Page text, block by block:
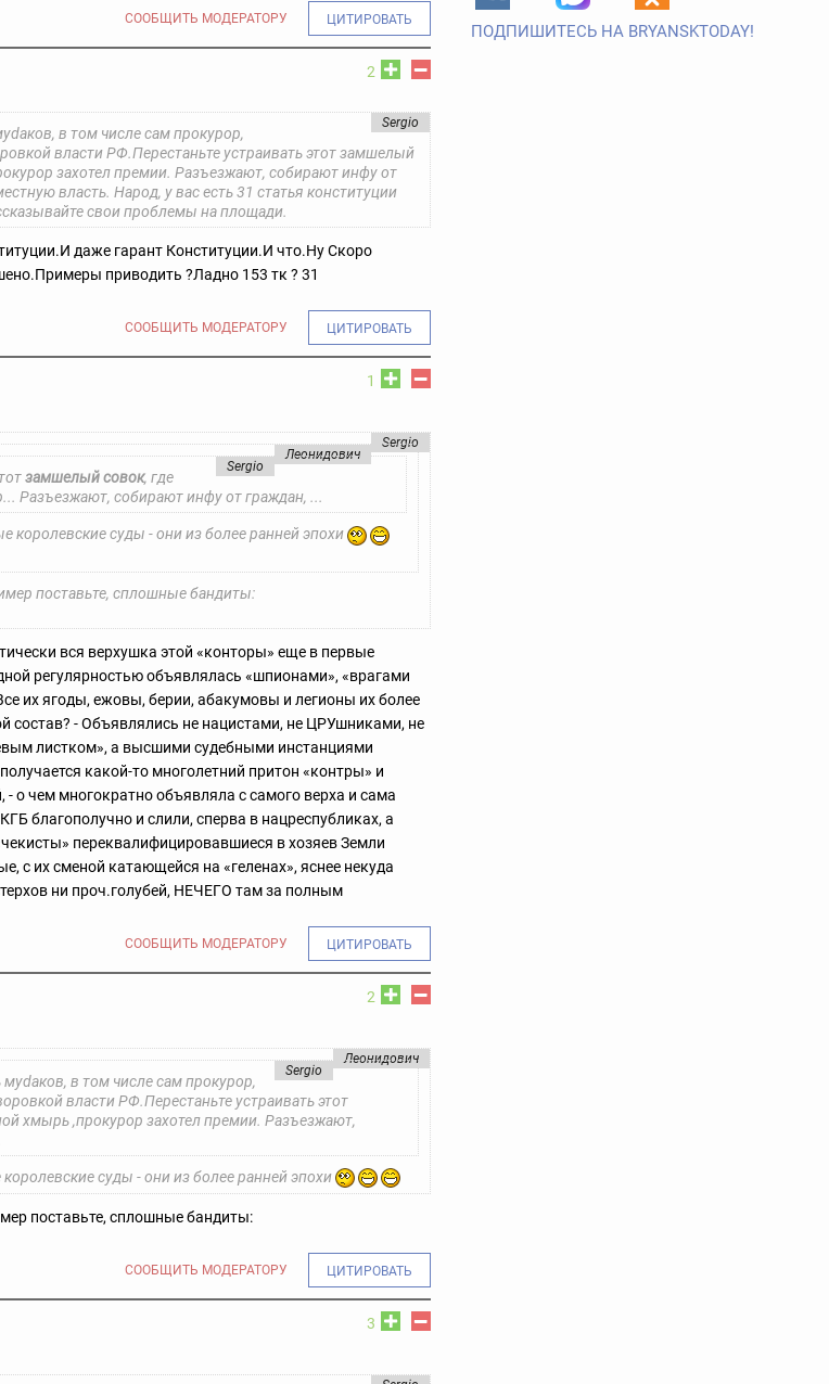
СООБЩИТЬ МОДЕРАТОРУ ЦИТИРОВАТЬ
2
Sergio
в том числе сам прокурор,
власти РФ.Перестаньте устраивать этот замшелый
захотел премии. Разъезжают, собирают инфу от
власть. Народ, у вас есть 31 статья конституции
свои проблемы на площади.
даже гарант Конституции.И что.Ну Скоро
приводить ?Ладно 153 тк ? 31
СООБЩИТЬ МОДЕРАТОРУ ЦИТИРОВАТЬ
1
Sergio
Леонидович
Sergio
замшелый совок, где
Разъезжают, собирают инфу от граждан, ...
королевские суды - они из более ранней эпохи
поставьте, сплошные бандиты:
вся верхушка этой «конторы» еще в первые
регулярностью объявлялась «шпионами», «врагами
их ягоды, ежовы, берии, абакумовы и легионы их более
состав? - Объявлялись не нацистами, не ЦРУшниками, не
листком», а высшими судебными инстанциями
какой-то многолетний притон «контры» и
- о чем многократно объявляла с самого верха и сама
благополучно и слили, сперва в нацреспубликах, а
переквалифицировавшиеся в хозяев Земли
с их сменой катающейся на «геленах», яснее некуда
ни проч.голубей, НЕЧЕГО там за полным
СООБЩИТЬ МОДЕРАТОРУ ЦИТИРОВАТЬ
2
Леонидович
Sergio
муdаков, в том числе сам прокурор,
власти РФ.Перестаньте устраивать этот
хмырь ,прокурор захотел премии. Разъезжают,
суды - они из более ранней эпохи
поставьте, сплошные бандиты:
СООБЩИТЬ МОДЕРАТОРУ ЦИТИРОВАТЬ
3
ПОДПИШИТЕСЬ НА BRYANSKTODAY!